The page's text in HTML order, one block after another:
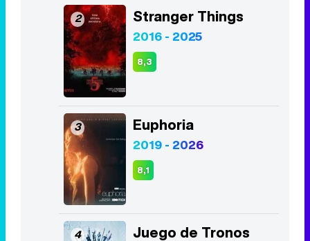
2 Stranger Things
2016 - 2025
8,3
3 Euphoria
2019 - 2026
8,1
4 Juego de Tronos